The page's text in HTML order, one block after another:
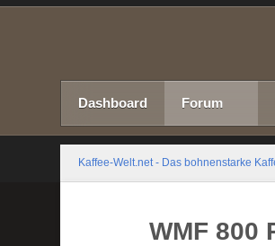
Dashboard Forum
Kaffee-Welt.net - Das bohnenstarke
WMF 800